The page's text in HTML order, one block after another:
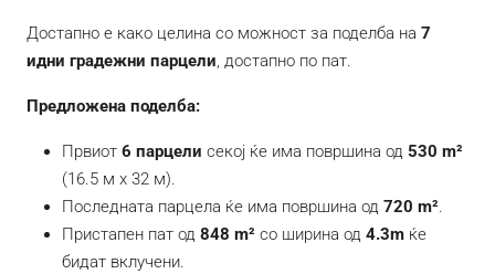
Достапно е како целина со можност за поделба на 7
идни градежни парцели, достапно по пат.
Предложена поделба:
Првиот 6 парцели секој ќе има површина од 530 m²
(16.5 м х 32 м).
Последната парцела ќе има површина од 720 m².
Пристапен пат од 848 m² со ширина од 4.3m ќе
бидат вклучени.